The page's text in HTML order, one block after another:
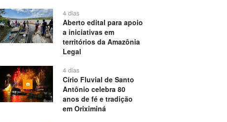
4 dias
Aberto edital para apoio
a iniciativas em
territórios da Amazônia
Legal
4 dias
Círio Fluvial de Santo
Antônio celebra 80
anos de fé e tradição
em Oriximiná